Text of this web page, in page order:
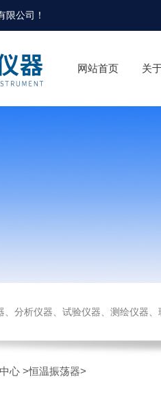
限公司 ！
网站首页 关
分析仪器、试验仪器、测绘仪器、玻璃仪
心 >恒温振荡器>